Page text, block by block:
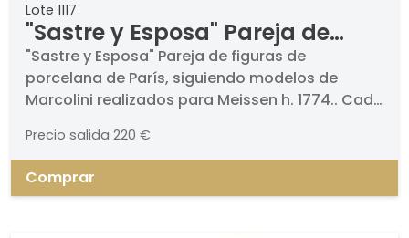
Lote 1117
"Sastre y Esposa" Pareja de
figuras de porcelana de París,
siguiendo modelos de Marcolini
realizados para Meissen h. 1774.
"Sastre y Esposa" Pareja de figuras de
porcelana de París, siguiendo modelos de
Marcolini realizados para Meissen h. 1774.. Cada
ovaladas de rocalla.. Alturas: 15 y 16 cm
Precio salida 220 €
Comprar